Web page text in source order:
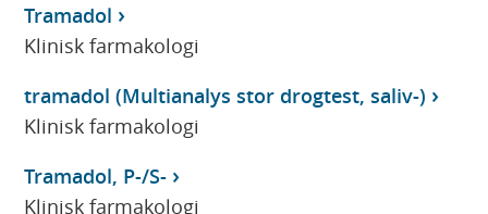
Tramadol
Klinisk farmakologi
tramadol (Multianalys stor drogtest, saliv-)
Klinisk farmakologi
Tramadol, P-/S-
Klinisk farmakologi